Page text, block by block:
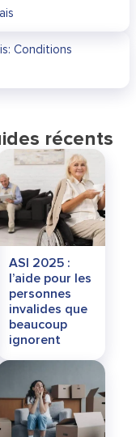
Conditions
récents
ASI 2025 :
l’aide pour les
personnes
invalides que
beaucoup
ignorent